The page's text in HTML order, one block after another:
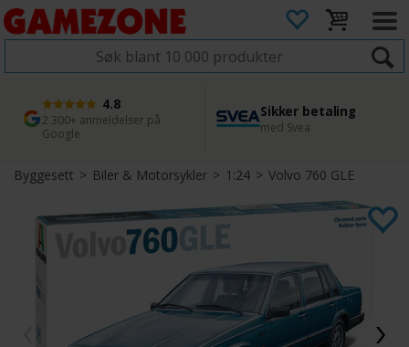
4.8
2 300+ anmeldelser på
Google
Sikker betaling
med Svea
1 dags levering
Bestill innen kl. 12
45 dager returfrist
Enkel retur
Byggesett> Biler & Motorsykler> 1:24>Volvo 760 GLE